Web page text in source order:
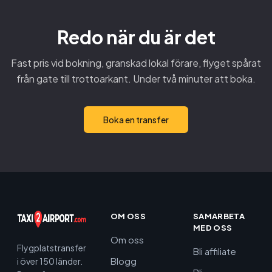
Redo när du är det
Fast pris vid bokning, granskad lokal förare, flyget spårat
från gate till trottoarkant. Under två minuter att boka.
Boka en transfer
Flygplatstransfer
i över 150 länder.
OM OSS
Om oss
Blogg
SAMARBETA
MED OSS
Bli affiliate